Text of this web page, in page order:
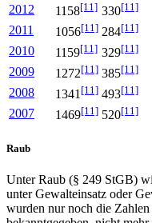
2012
1158[11] 330[11]
2011
1056[11] 284[11]
2010
1159[11] 329[11]
2009
1272[11] 385[11]
2008
1341 [11] 493[11]
2007
1469[11] 520[11]
Raub
Unter Raub (§ 249 StGB)
unter Gewalteinsatz oder
wurden nur noch die